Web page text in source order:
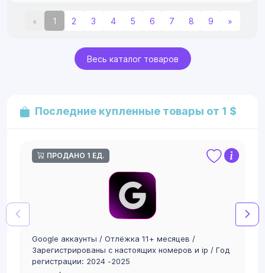
« 1 2 3 4 5 6 7 8 9 »
Весь каталог товаров
Последние купленные товары от 1 $
ПРОДАНО 1 ЕД.
Google аккаунты / Отлёжка 11+ месяцев /
Зарегистрированы с настоящих номеров и ip / Год
регистрации: 2024 -2025